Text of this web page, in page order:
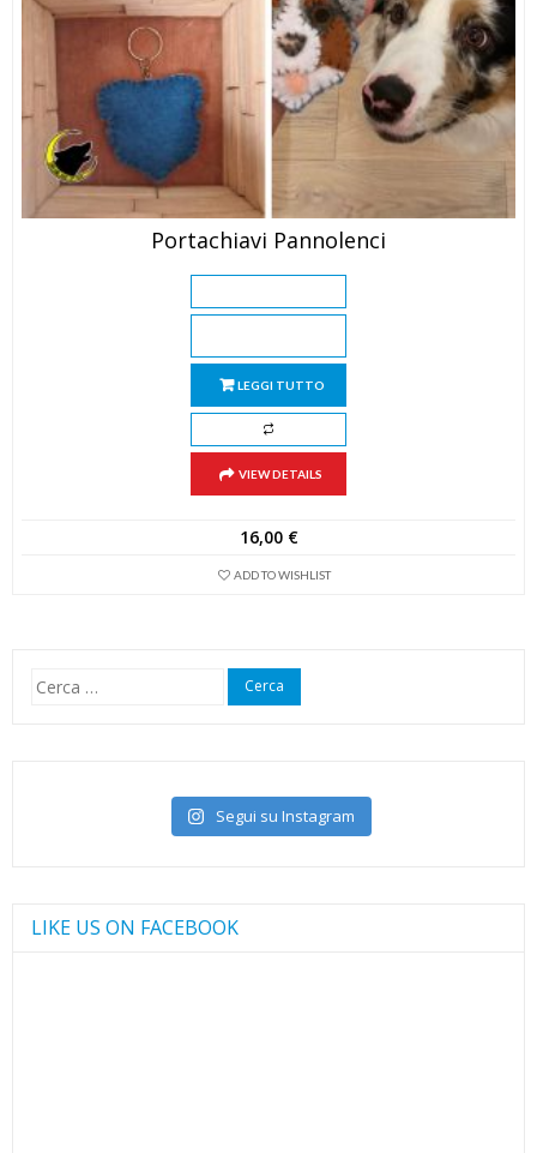
Portachiavi Pannolenci
LEGGI TUTTO
VIEW DETAILS
16,00 €
ADD TO WISHLIST
Ricerca
per:
Segui su Instagram
LIKE US ON FACEBOOK